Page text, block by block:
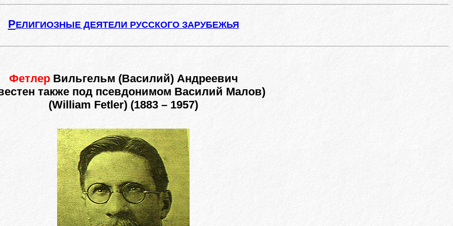
РЕЛИГИОЗНЫЕ ДЕЯТЕЛИ РУССКОГО ЗАРУБЕЖЬЯ
Фетлер Вильгельм (Василий) Андреевич
также под псевдонимом Василий Малов)
(William Fetler) (1883 – 1957)